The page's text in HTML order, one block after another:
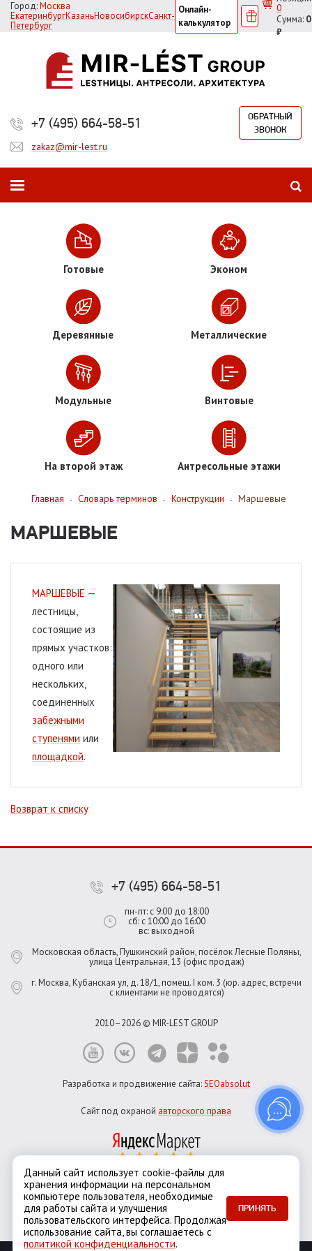
Город:Москва
ЕкатеринбургКазаньНовосибирскСанкт-
Петербург
Онлайн-
калькулятор
0
Сумма: 0
₽
+7 (495) 664-58-51
ОБРАТНЫЙ
ЗВОНОК
zakaz@mir-lest.ru
Готовые Эконом
Деревянные Металлические
Модульные Винтовые
На второй этаж Антресольные этажи
Главная - Словарь терминов - Конструкции - Маршевые
МАРШЕВЫЕ
МАРШЕВЫЕ —
лестницы,
состоящие из
прямых участков:
одного или
нескольких,
соединенных
забежными
ступенями или
площадкой.
Возврат к списку
+7 (495) 664-58-51
пн-пт: с 9:00 до 18:00
сб: с 10:00 до 16:00
вс: выходной
Московская область, Пушкинский район, посёлок Лесные Поляны,
улица Центральная, 13 (офис продаж)
г. Москва, Кубанская ул, д. 18/1, помещ. I ком. 3 (юр. адрес, встречи
с клиентами не проводятся)
2010–2026 © MIR-LEST GROUP
Разработка и продвижение сайта:SEOabsolut
Сайт под охраной авторского права
Город:Москва
ЕкатеринбургКазаньНовосибирскСанкт-Петербург
Данный сайт использует cookie-файлы для
хранения информации на персональном
компьютере пользователя, необходимые
для работы сайта и улучшения
пользовательского интерфейса. Продолжая
использование сайта, вы соглашаетесь с
политикой конфиденциальности.
ПРИНЯТЬ